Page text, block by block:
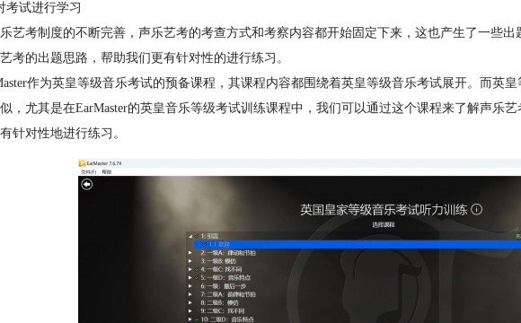
考试进行学习
艺考制度的不断完善，声乐艺考的考查方式和考察内容都开始固定下来，这也产生了一些
考的出题思路，帮助我们更有针对性的进行练习。
作为英皇等级音乐考试的预备课程，其课程内容都围绕着英皇等级音乐考试展开。而英
，尤其是在EarMaster的英皇音乐等级考试训练课程中，我们可以通过这个课程来了解声乐
针对性地进行练习。